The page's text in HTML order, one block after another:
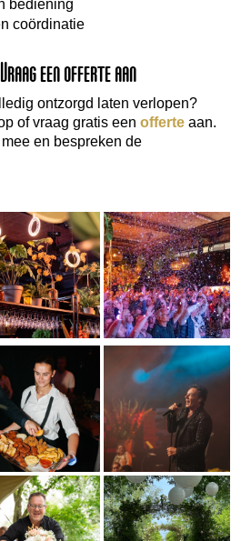
bediening
coördinatie
een offerte aan
ontzorgd laten verlopen?
of vraag gratis een offerte aan.
en bespreken de